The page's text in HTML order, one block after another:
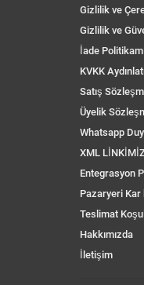
Gizlilik ve
Gizlilik ve
İade
KVKK
Satış
Üyelik
Whatsapp
XML
Entegrasyon
Pazaryeri Kar
Teslimat
Hakkımızda
İletişim